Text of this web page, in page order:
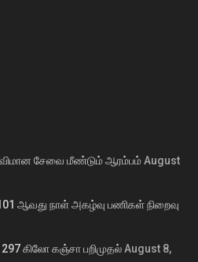
சேவை மீண்டும் ஆரம்பம்August
ஆவது நாள் அகழ்வு பணிகள் நிறைவு
கிலோ கஞ்சா பறிமுதல்August 8,